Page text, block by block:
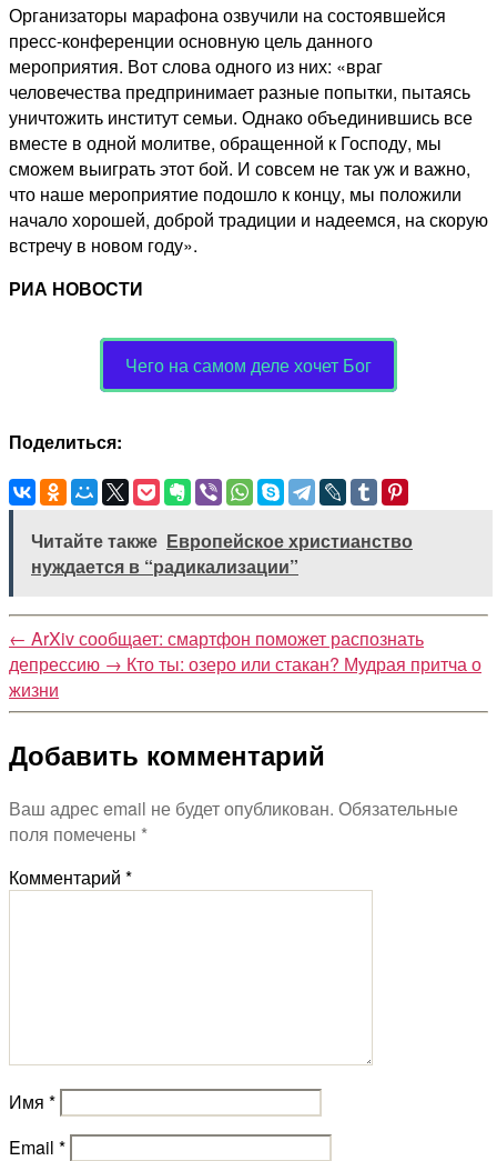
Организаторы марафона озвучили на состоявшейся
пресс-конференции основную цель данного
мероприятия. Вот слова одного из них: «враг
человечества предпринимает разные попытки, пытаясь
уничтожить институт семьи. Однако объединившись все
вместе в одной молитве, обращенной к Господу, мы
сможем выиграть этот бой. И совсем не так уж и важно,
что наше мероприятие подошло к концу, мы положили
начало хорошей, доброй традиции и надеемся, на скорую
встречу в новом году».
РИА НОВОСТИ
Чего на самом деле хочет Бог
Поделиться:
Читайте также Европейское христианство
нуждается в “радикализации”
← ArXiv сообщает: смартфон поможет распознать
депрессию → Кто ты: озеро или стакан? Мудрая притча о
жизни
Добавить комментарий
Ваш адрес email не будет опубликован. Обязательные
поля помечены *
Комментарий *
Имя *
Email *